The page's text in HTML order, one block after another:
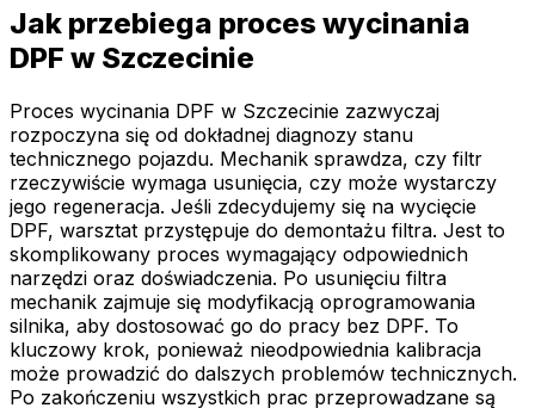
Jak przebiega proces wycinania
DPF w Szczecinie
Proces wycinania DPF w Szczecinie zazwyczaj
rozpoczyna się od dokładnej diagnozy stanu
technicznego pojazdu. Mechanik sprawdza, czy filtr
rzeczywiście wymaga usunięcia, czy może wystarczy
jego regeneracja. Jeśli zdecydujemy się na wycięcie
DPF, warsztat przystępuje do demontażu filtra. Jest to
skomplikowany proces wymagający odpowiednich
narzędzi oraz doświadczenia. Po usunięciu filtra
mechanik zajmuje się modyfikacją oprogramowania
silnika, aby dostosować go do pracy bez DPF. To
kluczowy krok, ponieważ nieodpowiednia kalibracja
może prowadzić do dalszych problemów technicznych.
Po zakończeniu wszystkich prac przeprowadzane są